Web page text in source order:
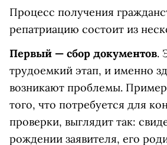
Процесс получения
репатриацию состоит из
Первый — сбор документов.
трудоемкий этап, и именно
возникают проблемы.
того, что потребуется для
проверки, выглядит так:
рождении заявителя, его